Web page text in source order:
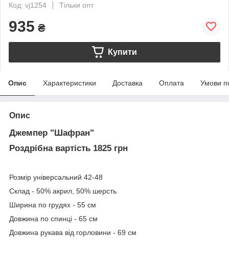
Код: vj1254
Тільки опт
935 ₴
Купити
Опис Характеристики Доставка Оплата Умови
Опис
Джемпер "Шафран"
Роздрібна вартість 1825 грн
Розмір універсальний 42-48
Склад - 50% акрил, 50% шерсть
Ширина по грудях - 55 см
Довжина по спинці - 65 см
Довжина рукава від горловини - 69 см